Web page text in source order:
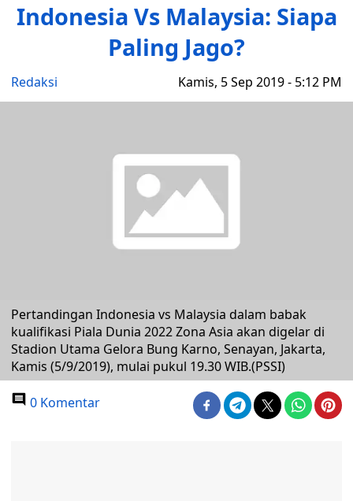
Indonesia Vs Malaysia: Siapa
Paling Jago?
Redaksi Kamis, 5 Sep 2019 - 5:12 PM
Pertandingan Indonesia vs Malaysia dalam babak
kualifikasi Piala Dunia 2022 Zona Asia akan digelar di
Stadion Utama Gelora Bung Karno, Senayan, Jakarta,
Kamis (5/9/2019), mulai pukul 19.30 WIB.(PSSI)
0 Komentar